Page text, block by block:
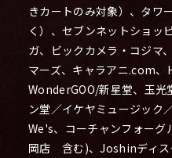
きカートのみ対象）、タワ
く）、セブンネットショッ
ガ、ビックカメラ・コジマ
マーズ、キャラアニ.com、
WonderGOO/新星堂、玉光
ン堂／イケヤミュージック
We's、コーチャンフォーグ
岡店 含む)、Joshinディ